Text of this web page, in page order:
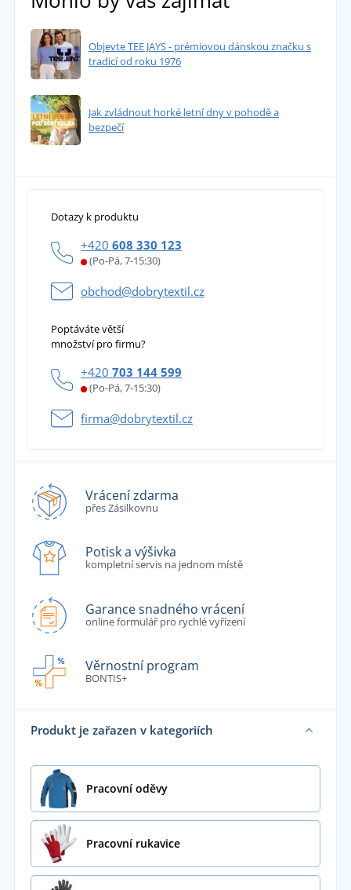
Objevte TEE JAYS - prémiovou dánskou značku s
tradicí od roku 1976
Jak zvládnout horké letní dny v pohodě a
bezpečí
Dotazy k produktu
+420 608 330 123
(Po-Pá, 7-15:30)
obchod@dobrytextil.cz
Poptáváte větší
množství pro firmu?
+420 703 144 599
(Po-Pá, 7-15:30)
firma@dobrytextil.cz
Vrácení zdarma
přes Zásilkovnu
Potisk a výšivka
kompletní servis na jednom místě
Garance snadného vrácení
online formulář pro rychlé vyřízení
Věrnostní program
BONTIS+
Produkt je zařazen v kategoriích
Pracovní oděvy
Pracovní rukavice